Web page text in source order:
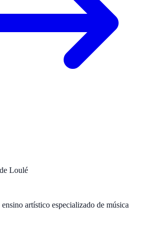
Loulé
artístico especializado de música